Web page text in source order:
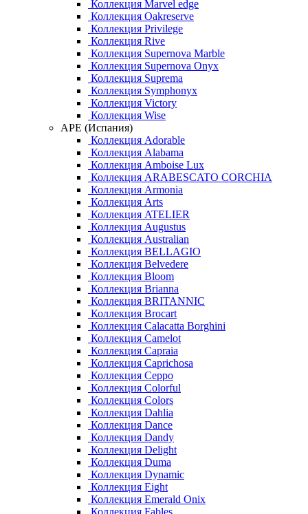
Коллекция Marvel edge
Коллекция Oakreserve
Коллекция Privilege
Коллекция Rive
Коллекция Supernova Marble
Коллекция Supernova Onyx
Коллекция Suprema
Коллекция Symphonyx
Коллекция Victory
Коллекция Wise
APE (Испания)
Коллекция Adorable
Коллекция Alabama
Коллекция Amboise Lux
Коллекция ARABESCATO CORCHIA
Коллекция Armonia
Коллекция Arts
Коллекция ATELIER
Коллекция Augustus
Коллекция Australian
Коллекция BELLAGIO
Коллекция Belvedere
Коллекция Bloom
Коллекция Brianna
Коллекция BRITANNIC
Коллекция Brocart
Коллекция Calacatta Borghini
Коллекция Camelot
Коллекция Capraia
Коллекция Caprichosa
Коллекция Ceppo
Коллекция Colorful
Коллекция Colors
Коллекция Dahlia
Коллекция Dance
Коллекция Dandy
Коллекция Delight
Коллекция Duma
Коллекция Dynamic
Коллекция Eight
Коллекция Emerald Onix
Коллекция Fables